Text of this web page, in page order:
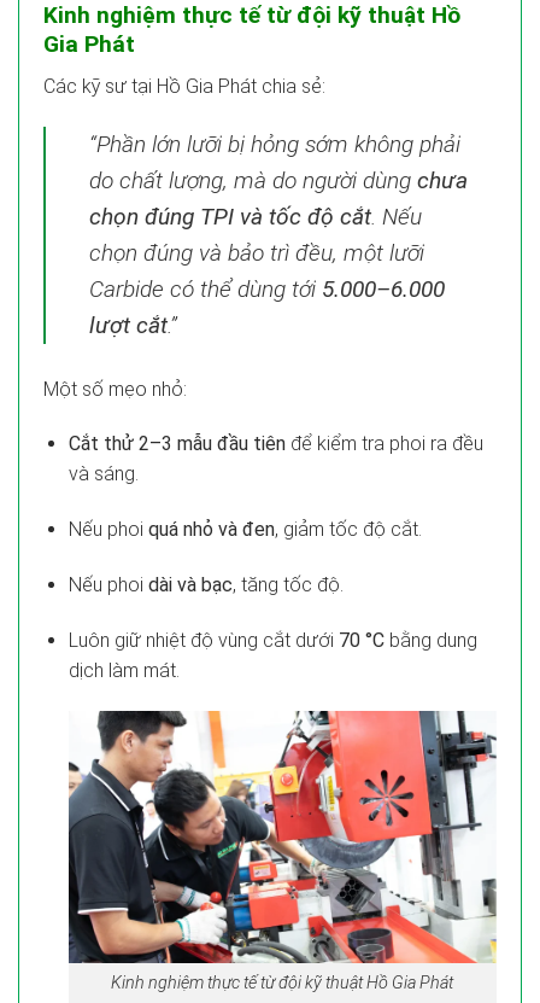
Kinh nghiệm thực tế từ đội kỹ thuật Hồ
Gia Phát
Các kỹ sư tại Hồ Gia Phát chia sẻ:
“Phần lớn lưỡi bị hỏng sớm không phải
do chất lượng, mà do người dùng chưa
chọn đúng TPI và tốc độ cắt. Nếu
chọn đúng và bảo trì đều, một lưỡi
Carbide có thể dùng tới 5.000–6.000
lượt cắt.”
Một số mẹo nhỏ:
Cắt thử 2–3 mẫu đầu tiênđể kiểm tra phoi ra đều
và sáng.
Nếu phoi quá nhỏ và đen, giảm tốc độ cắt.
Nếu phoi dài và bạc, tăng tốc độ.
Luôn giữ nhiệt độ vùng cắt dưới 70 °Cbằng dung
dịch làm mát.
Kinh nghiệm thực tế từ đội kỹ thuật Hồ Gia Phát